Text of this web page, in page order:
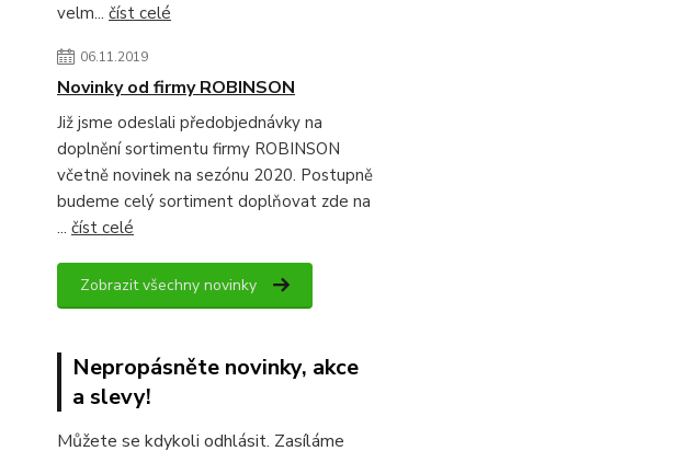
velm... číst celé
06.11.2019
Novinky od firmy ROBINSON
Již jsme odeslali předobjednávky na
doplnění sortimentu firmy ROBINSON
včetně novinek na sezónu 2020. Postupně
budeme celý sortiment doplňovat zde na
... číst celé
Zobrazit všechny novinky
Nepropásněte novinky, akce
a slevy!
Můžete se kdykoli odhlásit. Zasíláme